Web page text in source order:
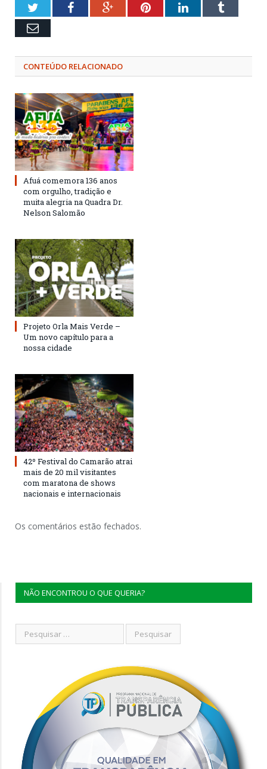
TwitterFacebookGoogle+PinterestLinkedInTumblr
Email
CONTEÚDO RELACIONADO
Afuá comemora 136 anos
com orgulho, tradição e
muita alegria na Quadra Dr.
Nelson Salomão
Projeto Orla Mais Verde –
Um novo capítulo para a
nossa cidade
42º Festival do Camarão atrai
mais de 20 mil visitantes
com maratona de shows
nacionais e internacionais
Os comentários estão fechados.
NÃO ENCONTROU O QUE QUERIA?